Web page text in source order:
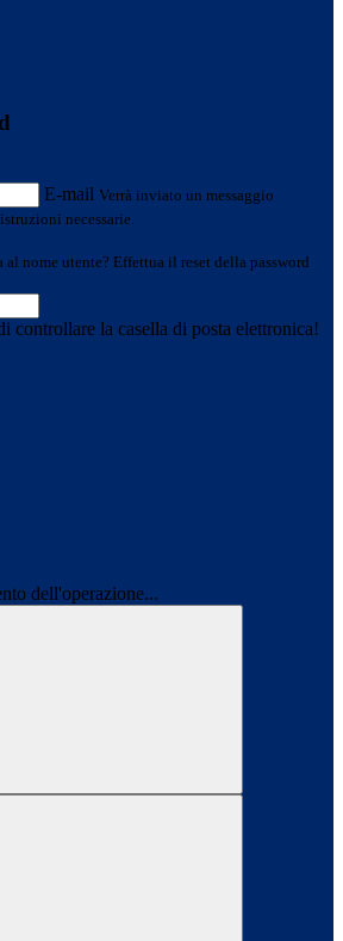
E-mail Verrà inviato un messaggio
necessarie.
al nome utente? Effettua il reset della password
controllare la casella di posta elettronica!
dell'operazione...